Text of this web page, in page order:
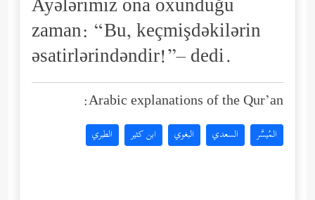
Ayələrimiz ona oxunduğu
zaman: “Bu, keçmişdəkilərin
əsatirlərindəndir!”– dedi.
Arabic explanations of the Qur’an:
المُيسَّر السعدي البغوي ابن كثير الطبري